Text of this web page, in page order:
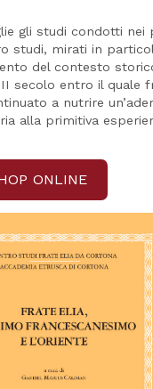
gli studi condotti nei
studi, mirati in
del contesto
secolo entro il quale
a nutrire
alla primitiva
ONLINE